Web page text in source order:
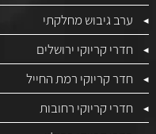
ערב גיבוש מחלקתי
חדרי קריוקי ירושלים
חדר קריוקי רמת החייל
חדרי קריוקי רחובות